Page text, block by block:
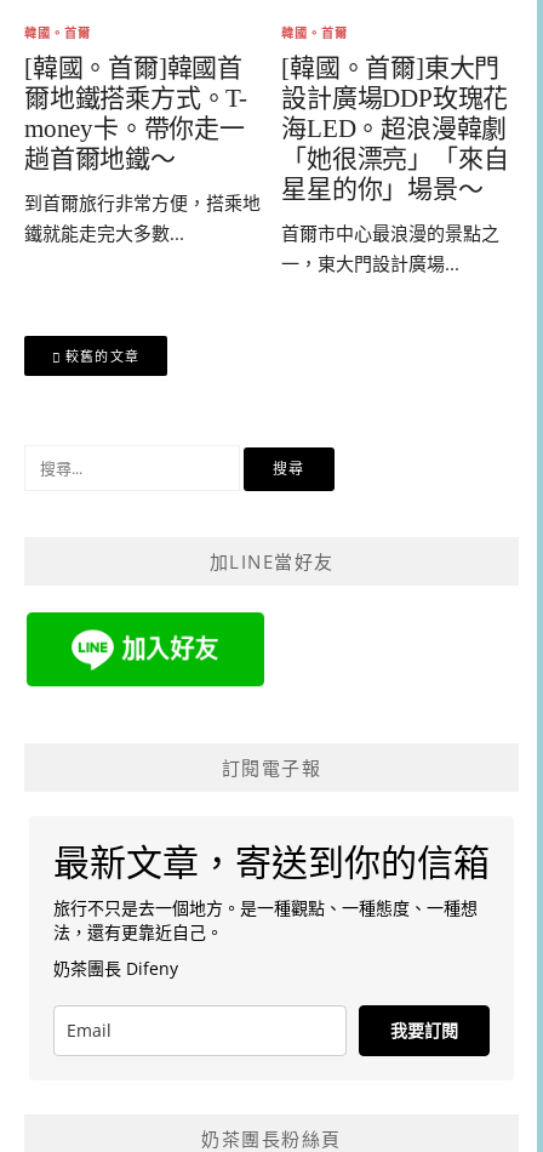
韓國。首爾
[韓國。首爾]韓國首
爾地鐵搭乘方式。T-
money卡。帶你走一
趟首爾地鐵～
到首爾旅行非常方便，搭乘地
鐵就能走完大多數...
韓國。首爾
[韓國。首爾]東大門
設計廣場DDP玫瑰花
海LED。超浪漫韓劇
「她很漂亮」「來自
星星的你」場景～
首爾市中心最浪漫的景點之
一，東大門設計廣場...
章
覽
較舊的文章
加LINE當好友
訂閱電子報
最新文章，寄送到你的信箱
旅行不只是去一個地方。是一種觀點、一種態度、一種想
法，還有更靠近自己。
奶茶團長 Difeny
我要訂閱
奶茶團長粉絲頁